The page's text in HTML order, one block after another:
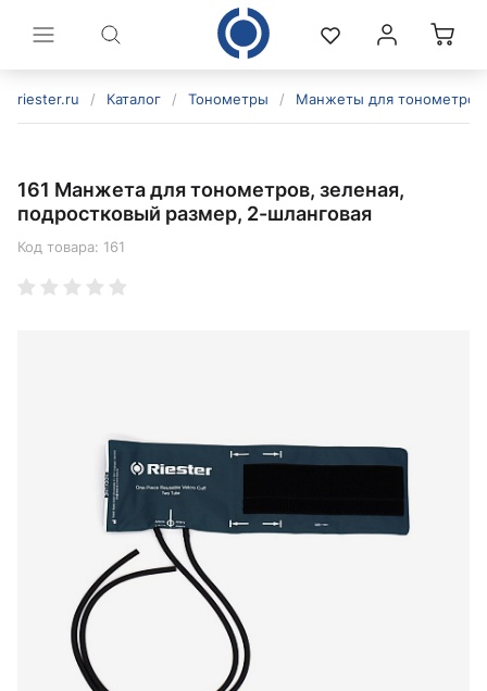
riester.ru / Каталог / Тонометры / Манжеты для тонометров
161 Манжета для тонометров, зеленая,
подростковый размер, 2-шланговая
Код товара: 161